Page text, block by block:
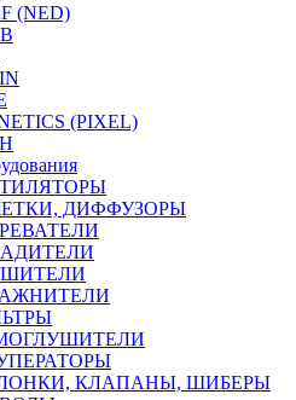
(NED)
(PIXEL)
ДИФФУЗОРЫ
КЛАПАНЫ, ШИБЕРЫ